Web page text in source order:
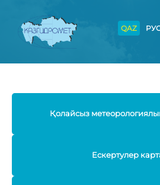
QAZ
Қолайсыз
Ескертулер